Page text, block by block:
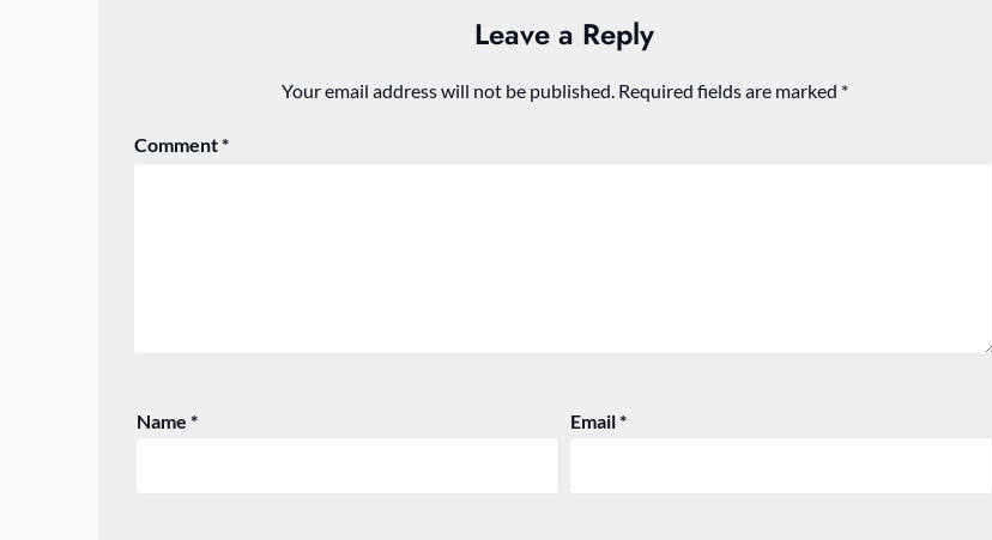
Leave a Reply
Your email address will not be published. Required fields are marked *
Comment*
Name* Email*